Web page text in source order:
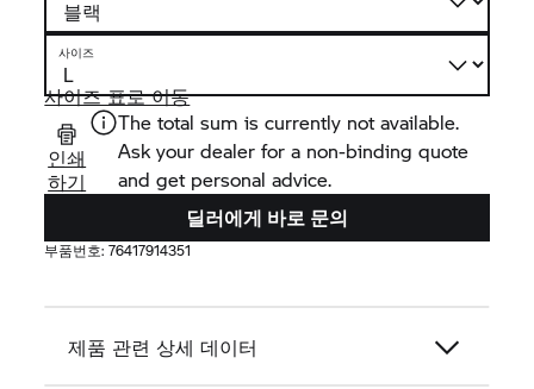
사이즈
사이즈 표로 이동
인쇄
하기
The total sum is currently not available.
Ask your dealer for a non-binding quote
and get personal advice.
딜러에게 바로 문의
부품번호:76417914351
제품 관련 상세 데이터